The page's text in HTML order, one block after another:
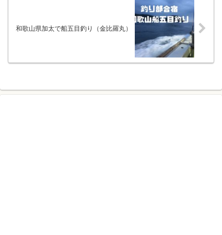
和歌山県加太で船五目釣り（金比羅丸）